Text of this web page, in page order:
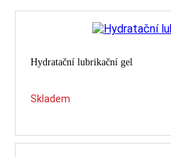
Hydratační lubrikační gel
Skladem